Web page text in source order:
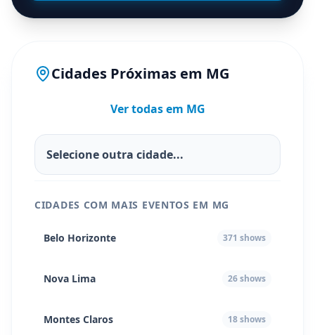
Cidades Próximas em MG
Ver todas em MG
CIDADES COM MAIS EVENTOS EM MG
Belo Horizonte 371 shows
Nova Lima 26shows
Montes Claros 18shows